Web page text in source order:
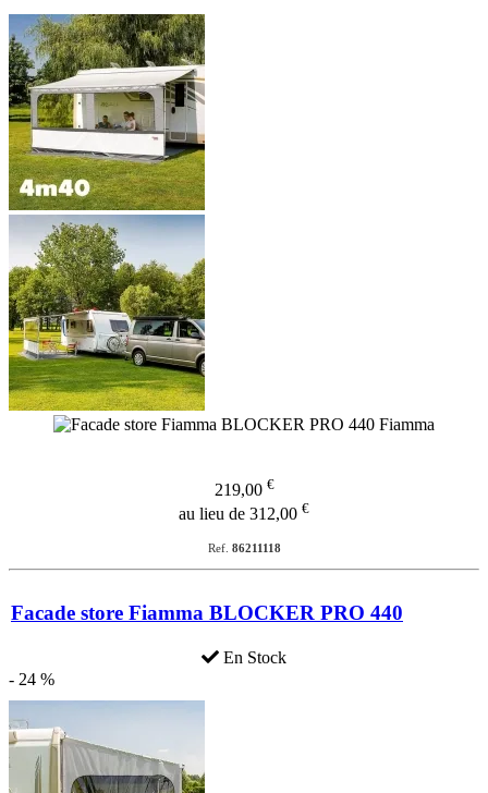
219,00 €
au lieu de 312,00 €
Ref. 86211118
Facade store Fiamma BLOCKER PRO 440
En Stock
- 24 %